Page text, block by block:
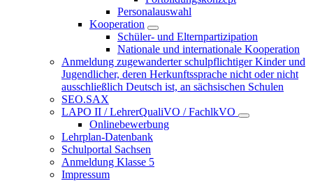
Personalauswahl
Kooperation
Schüler- und Elternpartizipation
Nationale und internationale Kooperation
Anmeldung zugewanderter schulpflichtiger Kinder und
Jugendlicher, deren Herkunftssprache nicht oder nicht
ausschließlich Deutsch ist, an sächsischen Schulen
SEO.SAX
LAPO II / LehrerQualiVO / FachlkVO
Onlinebewerbung
Lehrplan-Datenbank
Schulportal Sachsen
Anmeldung Klasse 5
Impressum